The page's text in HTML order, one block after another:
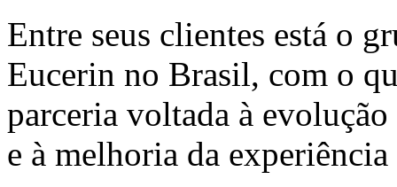
Entre seus clientes está o
Eucerin no Brasil, com o
parceria voltada à
e à melhoria da